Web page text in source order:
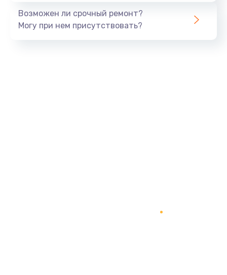
960 руб.
Заказать
Возможен ли срочный ремонт?
Могу при нем присутствовать?